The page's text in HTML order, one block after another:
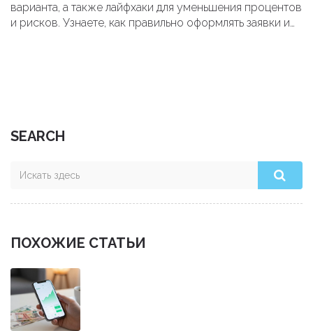
варианта, а также лайфхаки для уменьшения процентов
и рисков. Узнаете, как правильно оформлять заявки и
SEARCH
ПОХОЖИЕ СТАТЬИ